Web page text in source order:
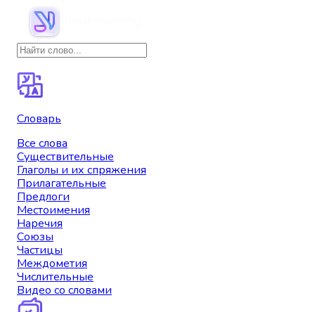
Словарь
Все слова
Существительные
Глаголы и их спряжения
Прилагательные
Предлоги
Местоимения
Наречия
Союзы
Частицы
Междометия
Числительные
Видео со словами